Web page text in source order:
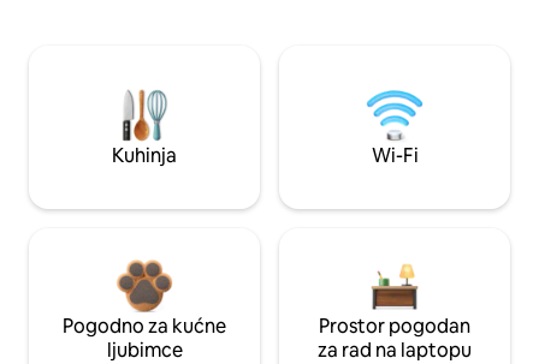
Kuhinja Wi-Fi
Pogodno za kućne
ljubimce
Prostor pogodan
za rad na laptopu